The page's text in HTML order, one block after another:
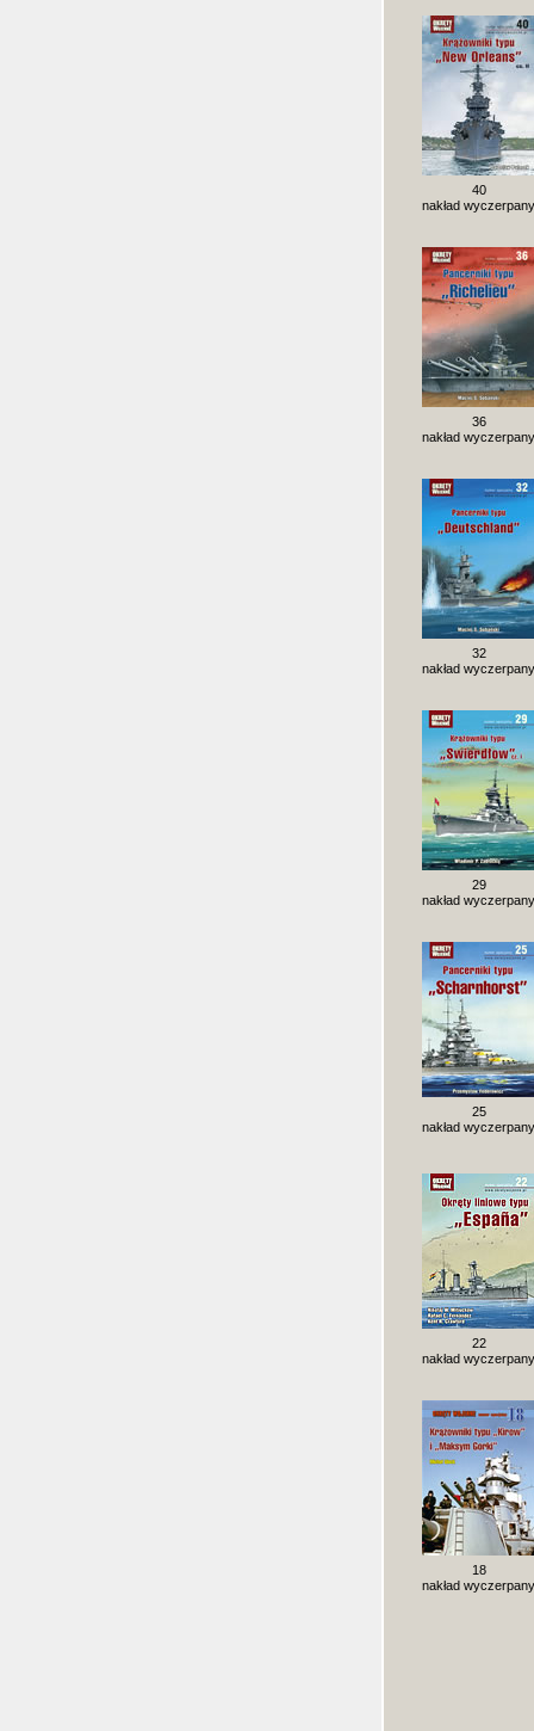
40
nakład wyczerpany
36
nakład wyczerpany
32
nakład wyczerpany
29
nakład wyczerpany
25
nakład wyczerpany
22
nakład wyczerpany
18
nakład wyczerpany